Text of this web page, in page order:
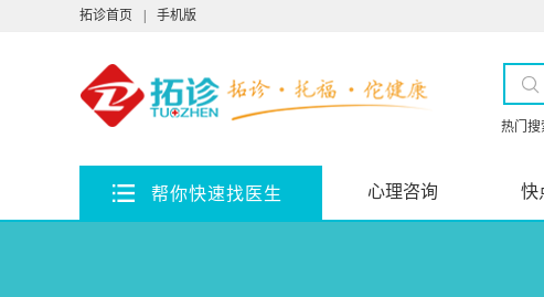
拓诊首页 手机版
热门搜
帮你快速找医生 心理咨询 快